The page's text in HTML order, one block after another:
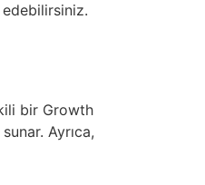
bir Growth
Ayrıca,